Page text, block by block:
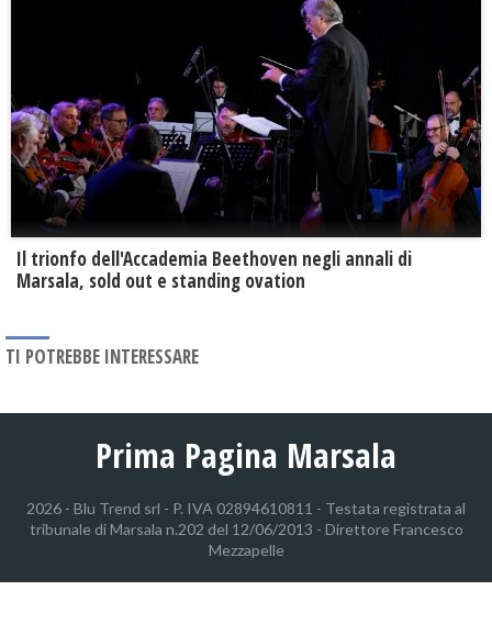
Il trionfo dell'Accademia Beethoven negli annali di
Marsala, sold out e standing ovation
TI POTREBBE INTERESSARE
Prima Pagina Marsala
2026 - Blu Trend srl - P. IVA 02894610811 - Testata registrata al
tribunale di Marsala n.202 del 12/06/2013 - Direttore Francesco
Mezzapelle